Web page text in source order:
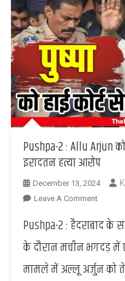
Pushpa-2 : Allu Arjun
इरादतन हत्या आरोप
December 13, 2024
Leave A CommentOn
2
Allu
Arjun
Pushpa-2 : हैदराबाद के
के दौरान मचीन भगदड़
मामले में अल्लू अर्जुन को